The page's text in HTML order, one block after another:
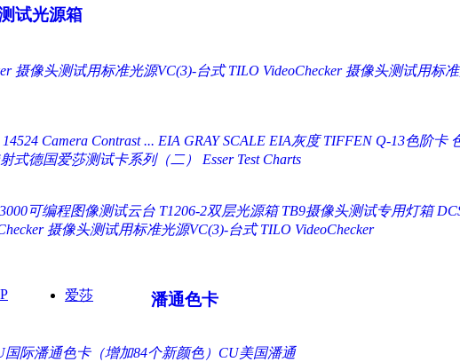
试光源箱
摄像头测试用标准光源VC(3)-台式 TILO VideoChecker 摄像头测试用标准
Camera Contrast ... EIA GRAY SCALE EIA灰度 TIFFEN Q-13色阶卡
式德国爱莎测试卡系列（二） Esser Test Charts
可编程图像测试云台 T1206-2双层光源箱 TB9摄像头测试专用灯箱
摄像头测试用标准光源VC(3)-台式 TILO VideoChecker
爱莎 潘通色卡
国际潘通色卡（增加84个新颜色）CU美国潘通